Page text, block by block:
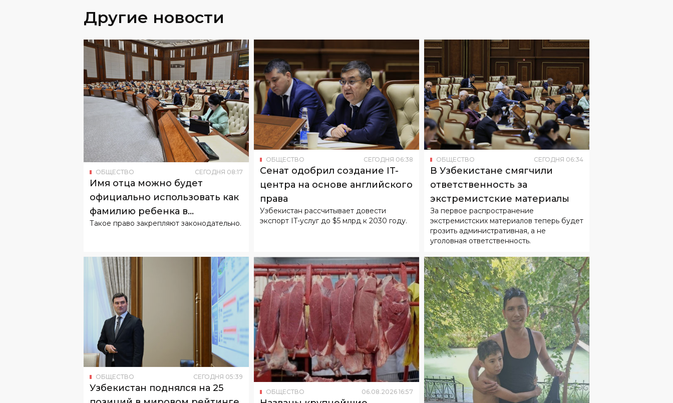
Другие новости
Имя отца можно будет
официально использовать как
фамилию ребенка в
Узбекистане
Такое право закрепляют законодательно.
Сенат одобрил создание IT-
центра на основе английского
права
Узбекистан рассчитывает довести
экспорт IT-услуг до $5 млрд к 2030 году.
В Узбекистане смягчили
За первое распространение
экстремистских материалов теперь будет
грозить административная, а не
уголовная ответственность.
Узбекистан поднялся на 25
позиций в мировом рейтинге
Названы крупнейшие